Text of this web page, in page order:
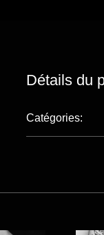
Détails du
Catégories: